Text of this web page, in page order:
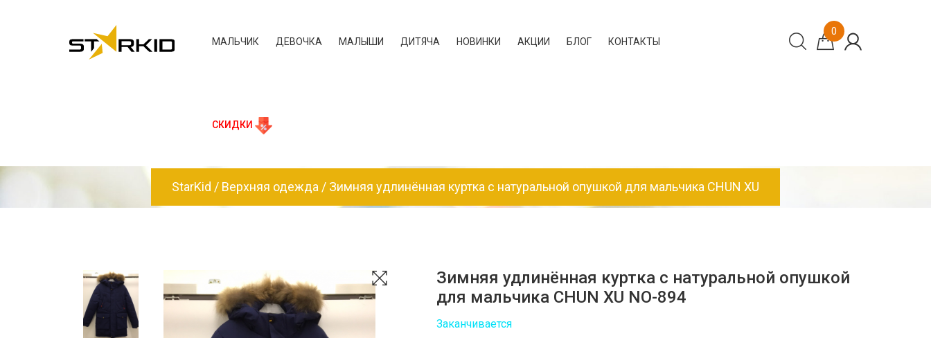
МАЛЬЧИК ДЕВОЧКА МАЛЫШИ ДИТЯЧА НОВИНКИ АКЦИИ БЛОГ КОНТАКТЫ
СКИДКИ
0
StarKid Верхняя одежда Зимняя удлинённая куртка с натуральной опушкой для мальчика CHUN XU
Зимняя удлинённая куртка с натуральной опушкой
для мальчика CHUN XU NO-894
Заканчивается